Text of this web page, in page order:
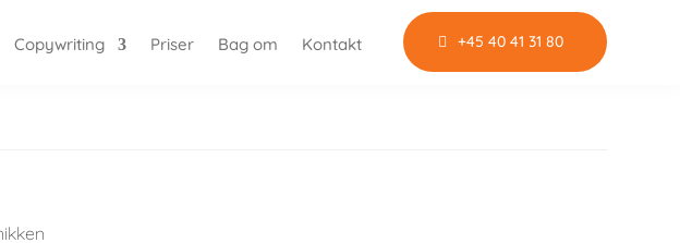
Copywriting Priser Bag om Kontakt +45 40 41 31 80